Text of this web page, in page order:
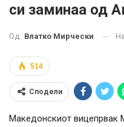
си заминаа од
Од: Влатко Мирчески
514
Сподели
Македонскиот вицепрвак